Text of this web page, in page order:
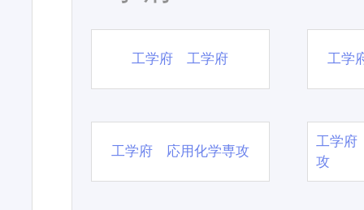
工学府 工学府 工学
工学府 応用化学専攻
工学府
攻